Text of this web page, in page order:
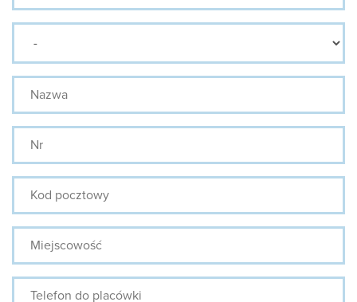
Prefix
Nazwa
Nr
Kod
pocztowy
Miejscowość
Telefon